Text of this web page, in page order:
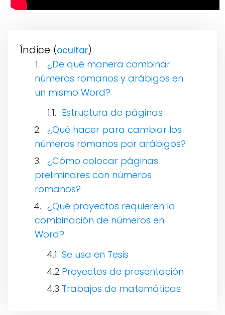
Índice ( )
¿De qué manera combinar
números romanos y arábigos en
un mismo Word?
Estructura de páginas
¿Qué hacer para cambiar los
números romanos por arábigos?
¿Cómo colocar páginas
preliminares con números
romanos?
¿Qué proyectos requieren la
combinación de números en
Word?
Se usa en Tesis
Proyectos de presentación
Trabajos de matemáticas